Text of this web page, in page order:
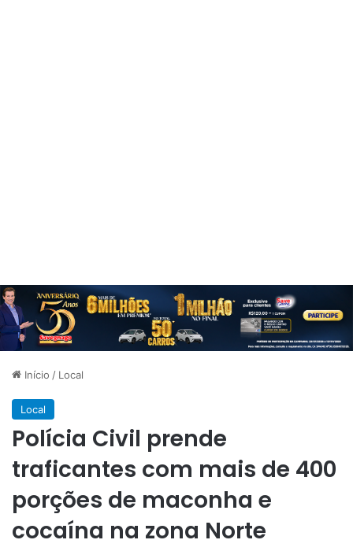
Início / Local
Local
Polícia Civil prende
traficantes com mais de 400
porções de maconha e
cocaína na zona Norte